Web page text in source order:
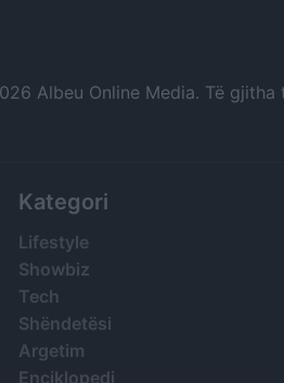
Albeu Online Media. Të
Kategori
Lifestyle
Showbiz
Tech
Shëndetësi
Argetim
Enciklopedi